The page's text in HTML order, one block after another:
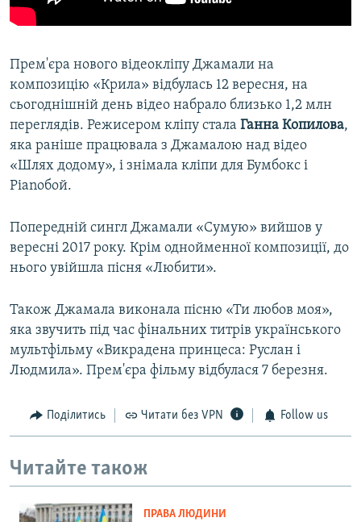
Прем'єра нового відеокліпу Джамали на
композицію «Крила» відбулась 12 вересня, на
сьогоднішній день відео набрало близько 1,2 млн
переглядів. Режисером кліпу стала Ганна Копилова,
яка раніше працювала з Джамалою над відео
«Шлях додому», і знімала кліпи для Бумбокс і
Pianoбой.
Попередній сингл Джамали «Сумую» вийшов у
вересні 2017 року. Крім однойменної композиції, до
нього увійшла пісня «Любити».
Також Джамала виконала пісню «Ти любов моя»,
яка звучить під час фінальних титрів українського
мультфільму «Викрадена принцеса: Руслан і
Людмила». Прем'єра фільму відбулася 7 березня.
Поділитись Читати без VPN Follow us
Читайте також
ПРАВА ЛЮДИНИ